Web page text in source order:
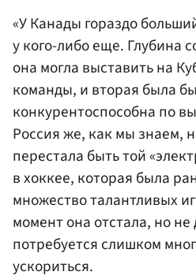
«У Канады гораздо
у кого-либо еще. Глубина
она могла выставить на
команды, и вторая была бы
конкурентоспособна по
Россия же, как мы знаем,
перестала быть той
в хоккее, которая была
множество талантливых
момент она отстала, но
потребуется слишком
ускориться.